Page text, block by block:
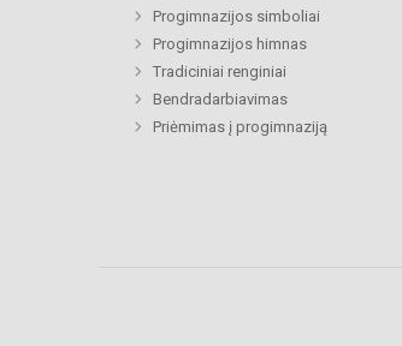
Progimnazijos simboliai
Progimnazijos himnas
Tradiciniai renginiai
Bendradarbiavimas
Priėmimas į progimnaziją